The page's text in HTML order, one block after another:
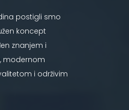
postigli smo
koncept
znanjem i
modernom
i održivim